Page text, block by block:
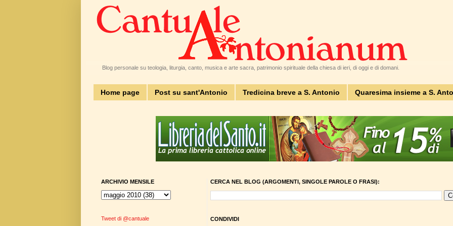
Blog personale su teologia, liturgia, canto, musica e arte sacra, patrimonio spirituale della chiesa di ieri, di oggi e di domani.
Home page Post su sant'Antonio Tredicina breve a S. Antonio Quaresima insieme a S.
CERCA NEL BLOG (ARGOMENTI, SINGOLE PAROLE O FRASI):
CONDIVIDI
ARCHIVIO MENSILE
Tweet di @cantuale